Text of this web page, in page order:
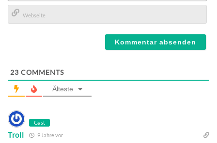
E-
Mail*
23 COMMENTS
Älteste
Gast
Troll 9 Jahre vor